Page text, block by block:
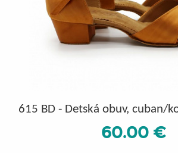
615 BD - Detská obuv, cuban/
60.00 €